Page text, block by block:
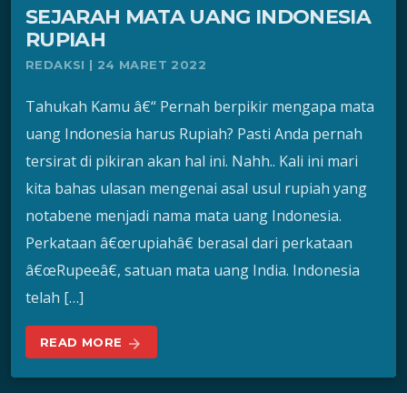
SEJARAH MATA UANG INDONESIA
RUPIAH
REDAKSI | 24 MARET 2022
Tahukah Kamu â€“ Pernah berpikir mengapa mata
uang Indonesia harus Rupiah? Pasti Anda pernah
tersirat di pikiran akan hal ini. Nahh.. Kali ini mari
kita bahas ulasan mengenai asal usul rupiah yang
notabene menjadi nama mata uang Indonesia.
Perkataan â€œrupiahâ€ berasal dari perkataan
â€œRupeeâ€, satuan mata uang India. Indonesia
telah […]
READ MORE arrow_forward